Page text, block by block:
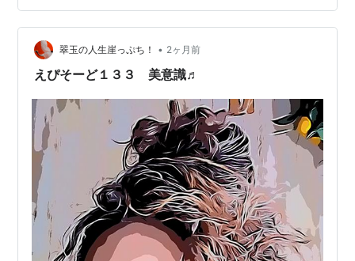
強すぎるらしい」という情報が元であるが、その情報の
発信源は、低刺激シャンプーの販促CMだったり、市販物
の成分分析を…
翠玉の人生崖っぷち！ • 2ヶ月前
えぴそーど１３３ 美意識♬